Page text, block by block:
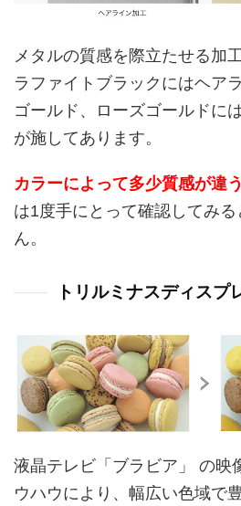
メタルの質感を際立たせる加
ラファイトブラックにはヘア
ゴールド、ローズゴールドに
が施してあります。
カラーによって多少質感が違う
は1度手にとって確認してみ
ん。
トリルミナスディス
液晶テレビ「ブラビア」 の映
ウハウにより、幅広い色域で